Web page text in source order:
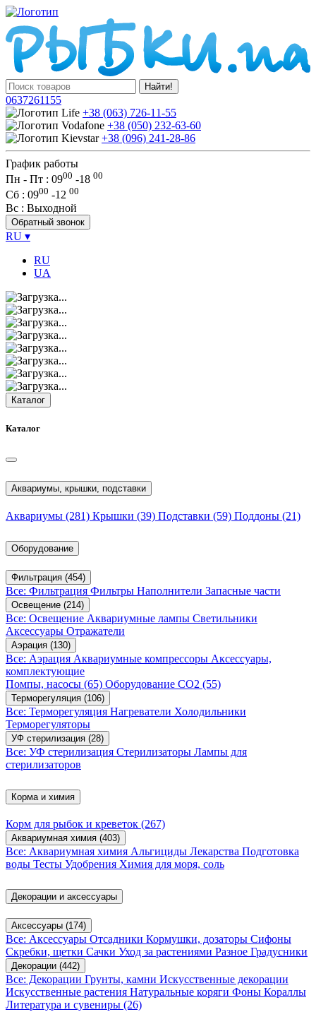
Найти!
0637261155
+38 (063) 726-11-55
+38 (050) 232-63-60
+38 (096) 241-28-86
График работы
Пн - Пт : 0900 -18 00
Сб : 0900 -12 00
Вс : Выходной
Обратный звонок
RU ▾
RU
UA
Каталог
Каталог
Аквариумы, крышки, подставки
Аквариумы (281) Крышки (39) Подставки (59) Поддоны (21)
Оборудование
Фильтрация (454)
Все: Фильтрация Фильтры Наполнители Запасные части
Освещение (214)
Все: Освещение Аквариумные лампы Светильники
Аксессуары Отражатели
Аэрация (130)
Все: Аэрация Аквариумные компрессоры Аксессуары,
комплектующие
Помпы, насосы (65) Оборудование CO2 (55)
Терморегуляция (106)
Все: Терморегуляция Нагреватели Холодильники
Терморегуляторы
УФ стерилизация (28)
Все: УФ стерилизация Стерилизаторы Лампы для
стерилизаторов
Корма и химия
Корм для рыбок и креветок (267)
Аквариумная химия (403)
Все: Аквариумная химия Альгициды Лекарства Подготовка
воды Тесты Удобрения Химия для моря, соль
Декорации и аксессуары
Аксессуары (174)
Все: Аксессуары Отсадники Кормушки, дозаторы Сифоны
Скребки, щетки Сачки Уход за растениями Разное Градусники
Декорации (442)
Все: Декорации Грунты, камни Искусственные декорации
Искусственные растения Натуральные коряги Фоны Кораллы
Литература и сувениры (26)